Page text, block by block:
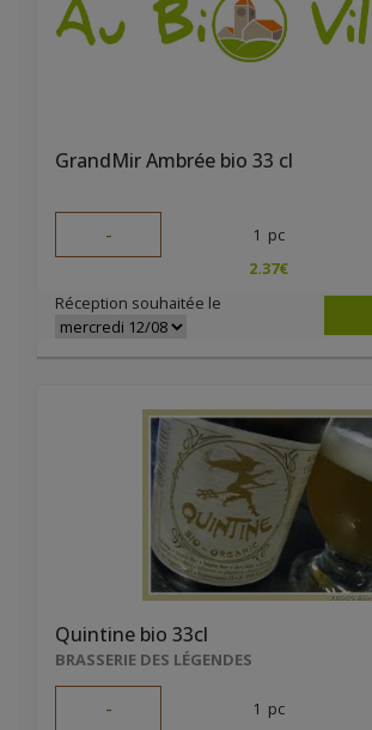
GrandMir Ambrée bio 33 cl
- 1 pc
2.37€
Réception souhaitée le
Quintine bio 33cl
BRASSERIE DES LÉGENDES
- 1 pc